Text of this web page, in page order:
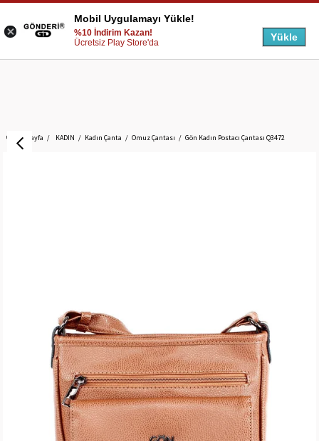
Anasayfa KADIN Kadın Çanta Omuz Çantası Gön Kadın Postacı Çantası Q3472
Mobil Uygulamayı Yükle!
%10 İndirim Kazan!
Ücretsiz Play Store'da
Yükle